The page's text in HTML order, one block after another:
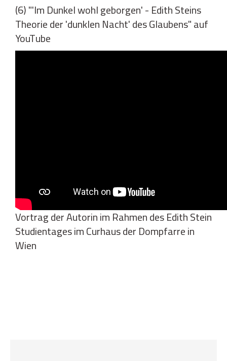
(6) "'Im Dunkel wohl geborgen' - Edith Steins
Theorie der 'dunklen Nacht' des Glaubens" auf
YouTube
Vortrag der Autorin im Rahmen des Edith Stein
Studientages im Curhaus der Dompfarre in
Wien